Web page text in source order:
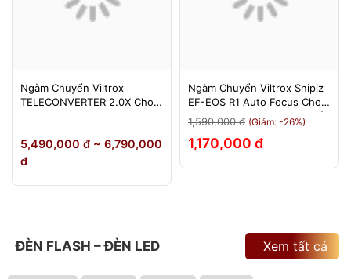
Ngàm Chuyển Viltrox
TELECONVERTER 2.0X Cho
Tháng
5,490,000 đ ~ 6,790,000
đ
Ngàm Chuyển Viltrox Snipiz
EF-EOS R1 Auto Focus Cho
Canon EOS R/RP/R5/R6 - Bảo
Hành 12 Tháng 1 Đổi 1
1,590,000 đ (Giảm: -26%)
1,170,000 đ
ĐÈN FLASH – ĐÈN LED Xem tất cả